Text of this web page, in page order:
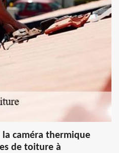
caméra thermique
de toiture à